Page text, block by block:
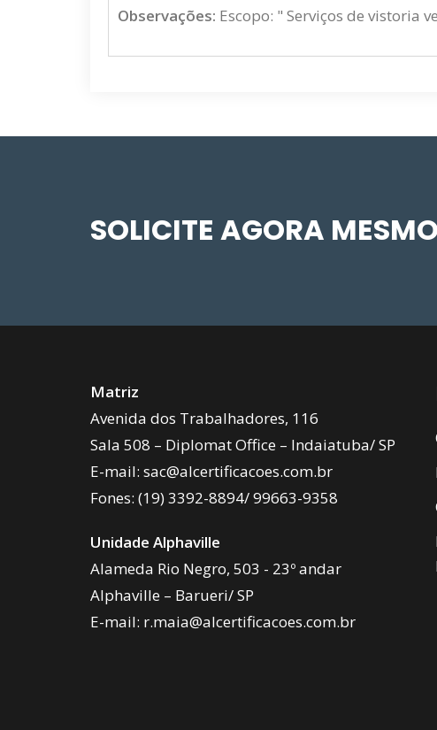
Observações: Escopo: " Serviços de vistoria
SOLICITE AGORA
Matriz
Avenida dos Trabalhadores, 116
Sala 508 – Diplomat Office – Indaiatuba/ SP
E-mail: sac@alcertificacoes.com.br
Fones: (19) 3392-8894/99663-9358
Unidade Alphaville
Alameda Rio Negro, 503 - 23º andar
Alphaville – Barueri/ SP
E-mail: r.maia@alcertificacoes.com.br